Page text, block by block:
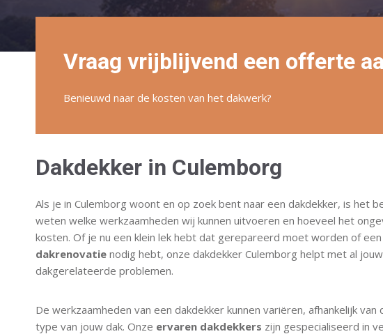
Vraag vrijblijvend een offerte
Benieuwd naar de kosten van het dakwerk?
Dakdekker in Culemborg
Als je in Culemborg woont en op zoek bent naar een dakdekker, is het
weten welke werkzaamheden wij kunnen uitvoeren en hoeveel het
kosten. Of je nu een klein lek hebt dat gerepareerd moet worden of een
dakrenovatie nodig hebt, onze dakdekker Culemborg helpt met al jouw
dakgerelateerde problemen.
De werkzaamheden van een dakdekker kunnen variëren, afhankelijk
type van jouw dak. Onze ervaren dakdekkers zijn gespecialiseerd in